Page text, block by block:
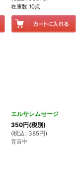
在庫数 10点
エルサレムセージ
350円(税別)
(税込 : 385円)
育苗中